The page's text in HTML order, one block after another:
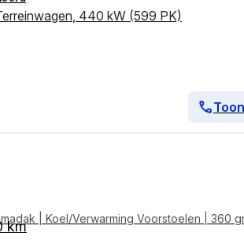
440 kW (599 PK)
| Koel/Verwarming Voorstoelen | 360
Lederenbekleding |
km